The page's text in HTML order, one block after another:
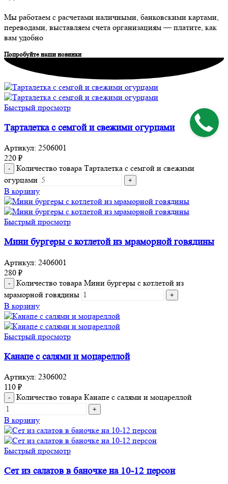
Мы работаем с расчетами наличными, банковскими картами,
переводами, выставляем счета организациям — платите, как
вам удобно
Попробуйте наши новинки
Быстрый просмотр
Тарталетка с семгой и свежими огурцами
Артикул: 2506001
220 ₽
Количество товара Тарталетка с семгой и свежими
огурцами
В корзину
Быстрый просмотр
Мини бургеры с котлетой из мраморной говядины
Артикул: 2406001
280 ₽
Количество товара Мини бургеры с котлетой из
мраморной говядины
В корзину
Быстрый просмотр
Канапе с салями и моцареллой
Артикул: 2306002
110 ₽
Количество товара Канапе с салями и моцареллой
В корзину
Быстрый просмотр
Сет из салатов в баночке на 10-12 персон